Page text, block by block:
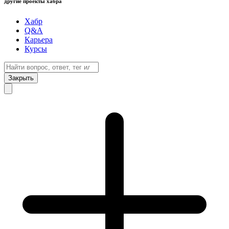
Хабр
Q&A
Карьера
Курсы
Закрыть